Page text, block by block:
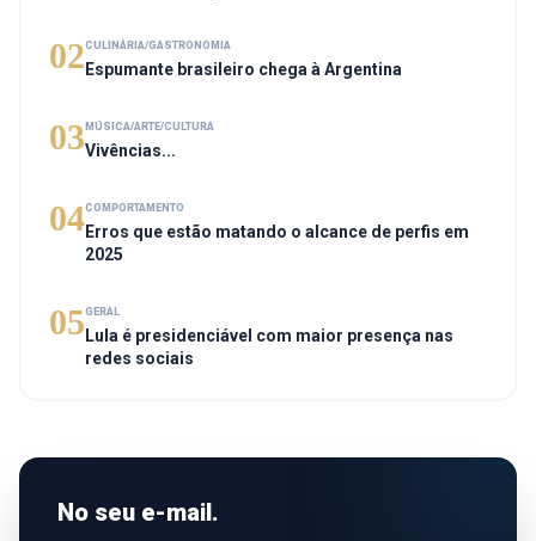
02CULINÁRIA/GASTRONOMIA
Espumante brasileiro chega à Argentina
03 MÚSICA/ARTE/CULTURA
Vivências...
04COMPORTAMENTO
Erros que estão matando o alcance de perfis em
2025
05GERAL
Lula é presidenciável com maior presença nas
redes sociais
No seu e-mail.